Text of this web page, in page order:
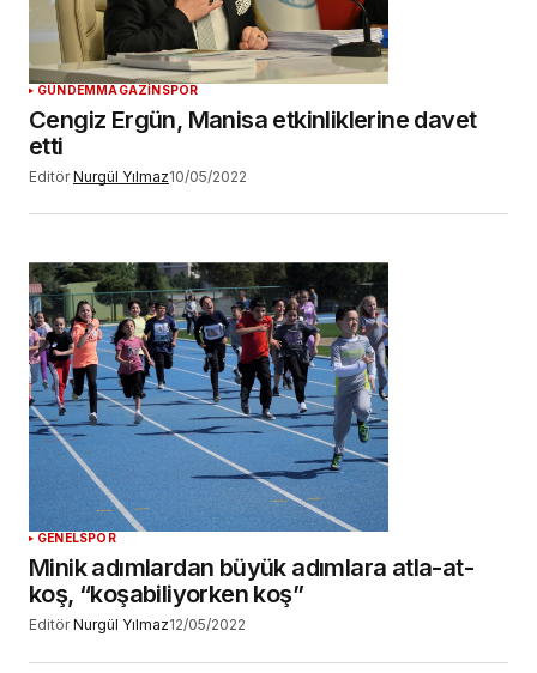
GÜNDEMMAGAZİNSPOR
Cengiz Ergün, Manisa etkinliklerine davet
etti
Editör Nurgül Yılmaz10/05/2022
GENELSPOR
Minik adımlardan büyük adımlara atla-at-
koş, “koşabiliyorken koş”
Editör Nurgül Yılmaz12/05/2022